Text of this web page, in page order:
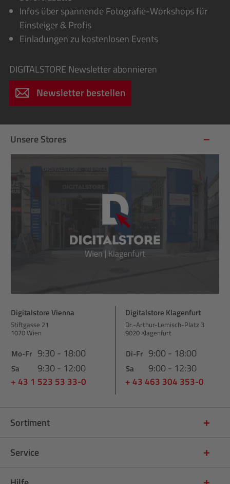
Infos über spannende Fotografie-Workshops für
Einsteiger & Profis
Einladungen zu kostenlosen Events
DIGITALSTORE Newsletter abonnieren
Newsletter bestellen
Unsere Stores
Digitalstore Vienna
Stiftgasse 21
1070 Wien
Mo-Fr 9:30 - 18:00
Sa 9:30 - 12:00
+ 43 1 523 53 33-0
Digitalstore Klagenfurt
Dr.-Arthur-Lemisch-Platz 3
9020 Klagenfurt
Di-Fr 9:00 - 18:00
Sa 9:00 - 12:30
+ 43 463 304 353-0
Sortiment
Service